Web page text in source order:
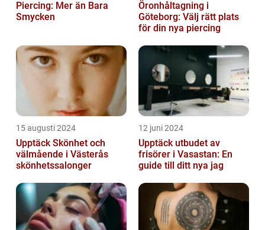
Piercing: Mer än Bara
Smycken
Öronhåltagning i
Göteborg: Välj rätt plats
för din nya piercing
15 augusti 2024
Upptäck Skönhet och
välmående i Västerås
skönhetssalonger
12 juni 2024
Upptäck utbudet av
frisörer i Vasastan: En
guide till ditt nya jag